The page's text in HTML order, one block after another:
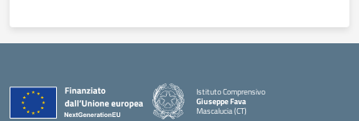
Istituto Comprensivo
Giuseppe Fava
Mascalucia (CT)